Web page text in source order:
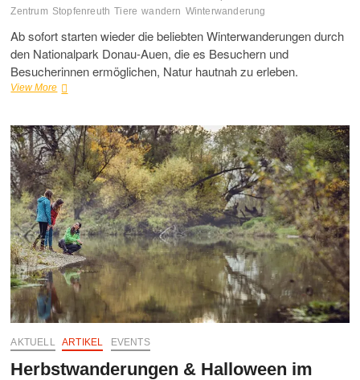
Zentrum Stopfenreuth Tiere wandern Winterwanderung
Ab sofort starten wieder die beliebten Winterwanderungen durch
den Nationalpark Donau-Auen, die es Besuchern und
Besucherinnen ermöglichen, Natur hautnah zu erleben.
View MoreSie
da
–
Winterwanderungen
im
Nationalpark
Donau-
Auen
AKTUELL ARTIKEL EVENTS
Herbstwanderungen & Halloween im